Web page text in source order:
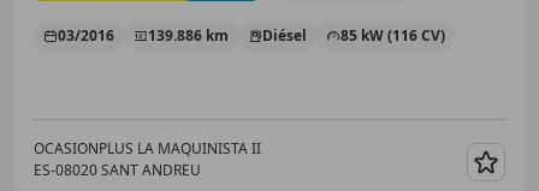
03/2016 139.886 km Diésel 85 kW (116 CV)
OCASIONPLUS LA MAQUINISTA II
ES-08020 SANT ANDREU